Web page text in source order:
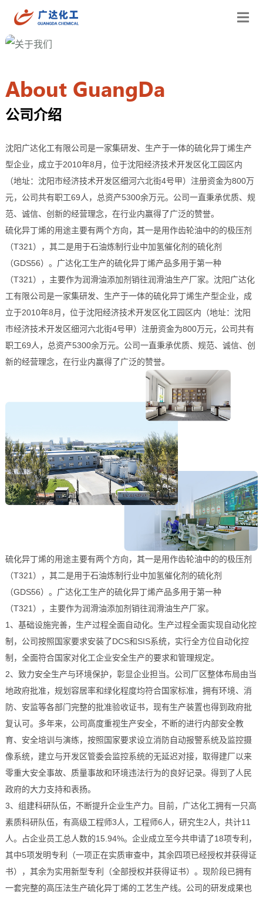
About GuangDa
公司介绍
沈阳广达化工有限公司是一家集研发、生产于一体的硫化异丁烯生产
型企业，成立于2010年8月，位于沈阳经济技术开发区化工园区内
（地址：沈阳市经济技术开发区细河六北街4号甲）注册资金为800万
元，公司共有职工69人，总资产5300余万元。公司一直秉承优质、规
范、诚信、创新的经营理念，在行业内赢得了广泛的赞誉。
硫化异丁烯的用途主要有两个方向，其一是用作齿轮油中的的极压剂
（T321），其二是用于石油炼制行业中加氢催化剂的硫化剂
（GDS56）。广达化工生产的硫化异丁烯产品多用于第一种
（T321），主要作为润滑油添加剂销往润滑油生产厂家。沈阳广达化
工有限公司是一家集研发、生产于一体的硫化异丁烯生产型企业，成
立于2010年8月，位于沈阳经济技术开发区化工园区内（地址：沈阳
市经济技术开发区细河六北街4号甲）注册资金为800万元，公司共有
职工69人，总资产5300余万元。公司一直秉承优质、规范、诚信、创
新的经营理念，在行业内赢得了广泛的赞誉。
硫化异丁烯的用途主要有两个方向，其一是用作齿轮油中的的极压剂
（T321），其二是用于石油炼制行业中加氢催化剂的硫化剂
（GDS56）。广达化工生产的硫化异丁烯产品多用于第一种
（T321），主要作为润滑油添加剂销往润滑油生产厂家。
1、基础设施完善，生产过程全面自动化。生产过程全面实现自动化控
制，公司按照国家要求安装了DCS和SIS系统，实行全方位自动化控
制，全面符合国家对化工企业安全生产的要求和管理规定。
2、致力安全生产与环境保护，彰显企业担当。公司厂区整体布局由当
地政府批准，规划容居率和绿化程度均符合国家标准，拥有环境、消
防、安监等各部门完整的批准验收证书，现有生产装置也得到政府批
复认可。多年来，公司高度重视生产安全，不断的进行内部安全教
育、安全培训与演练，按照国家要求设立消防自动报警系统及监控摄
像系统，建立与开发区管委会监控系统的无延迟对接，取得建厂以来
零重大安全事故、质量事故和环境违法行为的良好记录。得到了人民
政府的大力支持和表扬。
3、组建科研队伍，不断提升企业生产力。目前，广达化工拥有一只高
素质科研队伍，有高级工程师3人，工程师6人，研究生2人，共计11
人。占企业员工总人数的15.94%。企业成立至今共申请了18项专利，
其中5项发明专利（一项正在实质审查中，其余四项已经授权并获得证
书），其余为实用新型专利（全部授权并获得证书）。现阶段已拥有
一套完整的高压法生产硫化异丁烯的工艺生产线。公司的研发成果也